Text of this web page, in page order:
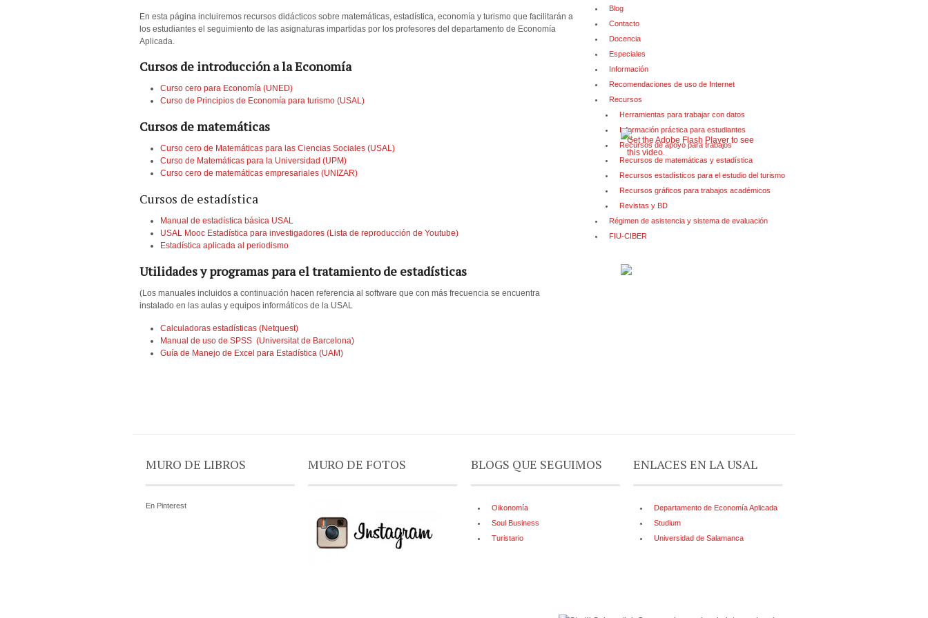
En esta página incluiremos recursos didácticos sobre matemáticas, estadística, economía y turismo que facilitarán a
los estudiantes el seguimiento de las asignaturas impartidas por los profesores del departamento de Economía
Aplicada.
Cursos de introducción a la Economía
Curso cero para Economía (UNED)
Curso de Principios de Economía para turismo (USAL)
Cursos de matemáticas
Curso cero de Matemáticas para las Ciencias Sociales (USAL)
Curso de Matemáticas para la Universidad (UPM)
Curso cero de matemáticas empresariales (UNIZAR)
Cursos de estadística
Manual de estadística básica USAL
USAL Mooc Estadística para investigadores (Lista de reproducción de Youtube)
Estadística aplicada al periodismo
Utilidades y programas para el tratamiento de estadísticas
(Los manuales incluidos a continuación hacen referencia al software que con más frecuencia se encuentra
instalado en las aulas y equipos informáticos de la USAL
Calculadoras estadísticas (Netquest)
Manual de uso de SPSS (Universitat de Barcelona)
Guía de Manejo de Excel para Estadística (UAM)
Blog
Contacto
Docencia
Especiales
Información
Recomendaciones de uso de Internet
Recursos
Herramientas para trabajar con datos
Información práctica para estudiantes
Recursos de apoyo para trabajos
Recursos de matemáticas y estadística
Recursos estadísticos para el estudio del turismo
Recursos gráficos para trabajos académicos
Revistas y BD
Régimen de asistencia y sistema de evaluación
FIU-CIBER
Get the Adobe Flash Player to see
this video.
MURO DE LIBROS
En Pinterest
MURO DE FOTOS BLOGS QUE SEGUIMOS
Oikonomía
Soul Business
Turistario
ENLACES EN LA USAL
Departamento de Economía Aplicada
Studium
Universidad de Salamanca